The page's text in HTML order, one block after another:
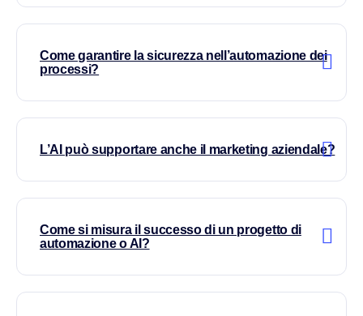
Come garantire la sicurezza nell’automazione dei
processi?
L’AI può supportare anche il marketing aziendale?
Come si misura il successo di un progetto di
automazione o AI?